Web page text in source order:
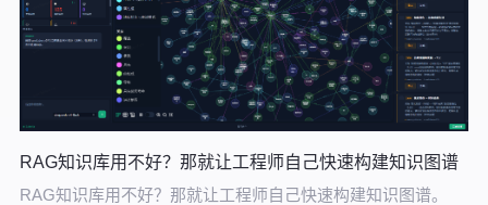
RAG知识库用不好？那就让工程师自己快速构建知识图谱
RAG知识库用不好？那就让工程师自己快速构建知识图谱。